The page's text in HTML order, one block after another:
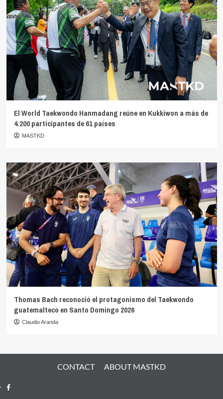
El World Taekwondo Hanmadang reúne en Kukkiwon a más de
4.200 participantes de 61 países
MASTKD
Thomas Bach reconoció el protagonismo del Taekwondo
guatemalteco en Santo Domingo 2026
Claudio Aranda
CONTACT ABOUT MASTKD
Facebook